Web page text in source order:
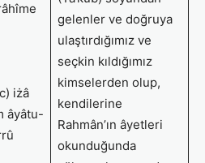
iżâ
âyâtu-
gelenler ve doğruya
ulaştırdığımız ve
seçkin kıldığımız
kimselerden olup,
kendilerine
Rahmân’ın âyetleri
okunduğunda